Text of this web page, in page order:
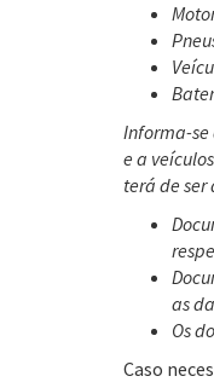
Informa-
e a
terá de
as
Os
Caso